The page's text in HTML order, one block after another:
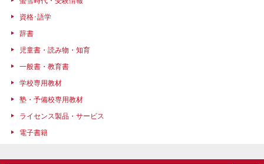
資格･語学
辞書
児童書・読み物・知育
一般書・教育書
学校専用教材
塾・予備校専用教材
ライセンス製品・サービス
電子書籍